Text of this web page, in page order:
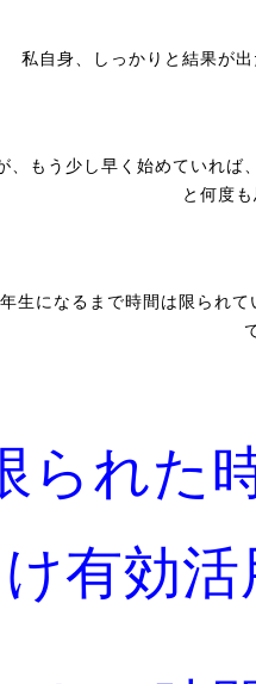
私自身、しっかりと結果が
、もう少し早く始めていれば
と何度も
生になるまで時間は限られ
られた
け有効